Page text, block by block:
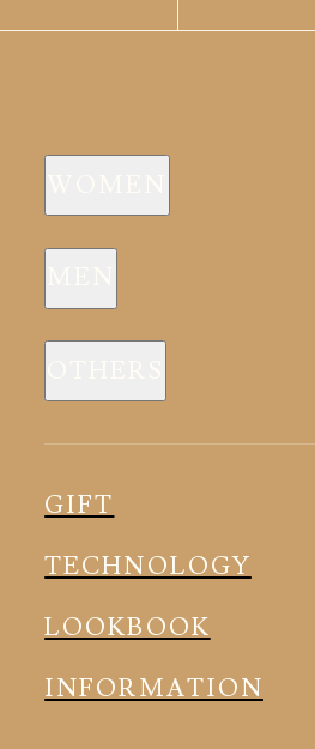
新商品
スリープウェア
ルームウェア
アクセサリー
新商品
スリープウェア
ルームウェア
アクセサリー
GIFT
TECHNOLOGY
LOOKBOOK
INFORMATION